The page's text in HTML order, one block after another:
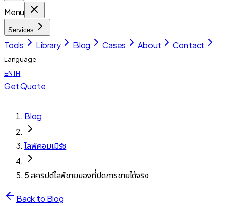
Menu
Services
Tools Library Blog Cases About Contact
Language
ENTH
Get Quote
Blog
ไลฟ์คอมเมิร์ซ
5 สคริปต์ไลฟ์ขายของที่ปิดการขายได้จริง
Back to Blog